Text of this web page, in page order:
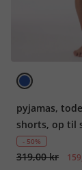
pyjamas,
shorts, op til
- 50%
319,00 kr